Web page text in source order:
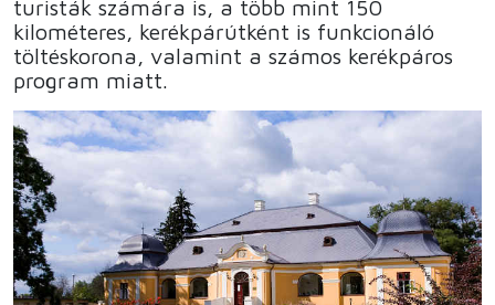
turisták számára is, a több mint 150
kilométeres, kerékpárútként is funkcionáló
töltéskorona, valamint a számos kerékpáros
program miatt.